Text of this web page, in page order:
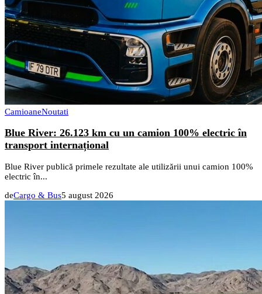
CamioaneNoutati
Blue River: 26.123 km cu un camion 100% electric în
transport internațional
Blue River publică primele rezultate ale utilizării unui camion 100%
electric în...
deCargo & Bus5 august 2026